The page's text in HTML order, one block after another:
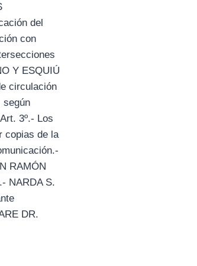
del
con
Y ESQUIÚ
circulación
según
3º.- Los
copias de la
RAMÓN
NARDA S.
DR.